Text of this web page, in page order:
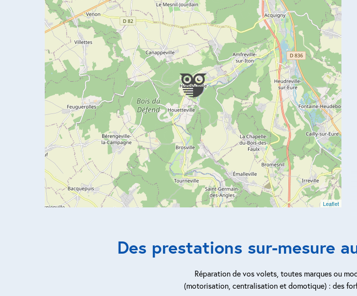
Leaflet
Des prestations sur-mesure
Réparation de vos volets, toutes marques ou
(motorisation, centralisation et domotique) : des